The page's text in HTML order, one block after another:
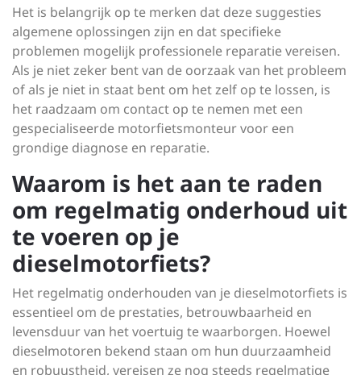
Het is belangrijk op te merken dat deze suggesties
algemene oplossingen zijn en dat specifieke
problemen mogelijk professionele reparatie vereisen.
Als je niet zeker bent van de oorzaak van het probleem
of als je niet in staat bent om het zelf op te lossen, is
het raadzaam om contact op te nemen met een
gespecialiseerde motorfietsmonteur voor een
grondige diagnose en reparatie.
Waarom is het aan te raden
om regelmatig onderhoud uit
te voeren op je
dieselmotorfiets?
Het regelmatig onderhouden van je dieselmotorfiets is
essentieel om de prestaties, betrouwbaarheid en
levensduur van het voertuig te waarborgen. Hoewel
dieselmotoren bekend staan om hun duurzaamheid
en robuustheid, vereisen ze nog steeds regelmatige